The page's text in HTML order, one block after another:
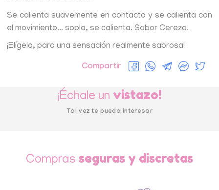
Se calienta suavemente en contacto y se calienta con
el movimiento... sopla, se calienta. Sabor Cereza.
¡Elígelo, para una sensación realmente sabrosa!
Compartir
¡Échale un vistazo!
Tal vez te pueda interesar
Compras seguras y discretas